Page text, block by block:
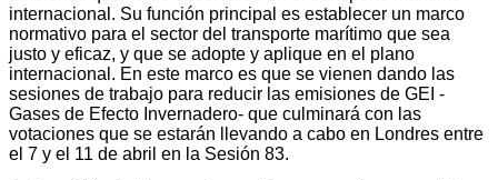
internacional. Su función principal es establecer un marco
normativo para el sector del transporte marítimo que sea
justo y eficaz, y que se adopte y aplique en el plano
internacional. En este marco es que se vienen dando las
sesiones de trabajo para reducir las emisiones de GEI -
Gases de Efecto Invernadero- que culminará con las
votaciones que se estarán llevando a cabo en Londres entre
el 7 y el 11 de abril en la Sesión 83.